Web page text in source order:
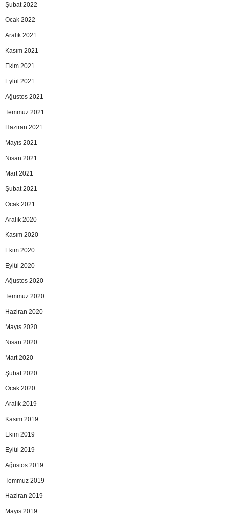
Şubat 2022
Ocak 2022
Aralık 2021
Kasım 2021
Ekim 2021
Eylül 2021
Ağustos 2021
Temmuz 2021
Haziran 2021
Mayıs 2021
Nisan 2021
Mart 2021
Şubat 2021
Ocak 2021
Aralık 2020
Kasım 2020
Ekim 2020
Eylül 2020
Ağustos 2020
Temmuz 2020
Haziran 2020
Mayıs 2020
Nisan 2020
Mart 2020
Şubat 2020
Ocak 2020
Aralık 2019
Kasım 2019
Ekim 2019
Eylül 2019
Ağustos 2019
Temmuz 2019
Haziran 2019
Mayıs 2019